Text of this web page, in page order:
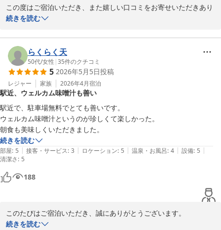
この度はご宿泊いただき、また嬉しい口コミをお寄せいただきあり
がとうございます。
大浴場や朝食にご満足いただけたとのこと、大変嬉しく拝見いたし
ました。お風呂でも快適にお過ごしいただけたようで、スタッフ一
同安心しております。
これからも皆さまに心地よくお過ごしいただけるホテルを目指し、
サービスや施設の充実に努めてまいります。またのお越しを心より
ホテルセレクトイン伊勢原
2026-07-20
続きを読む
らくらく天
50代/女性 |35件のクチコミ
5 2026年5月5日投稿
レジャー 家族 2026年4月宿泊
駅近、ウェルカム味噌汁も善い
駅近で、駐車場無料でとても善いです。
ウェルカム味噌汁というのが珍しくて楽しかった。
朝食も美味しくいただきました。
続きを読む
部屋: 5 | 接客・サービス: 3 | ロケーション: 5 | 温泉・お風呂: 4 | 設備: 5 |
清潔さ: 5
188
このたびはご宿泊いただき、誠にありがとうございます。
駅からのアクセスや駐車場無料サービスについてご満足いただけた
続きを読む